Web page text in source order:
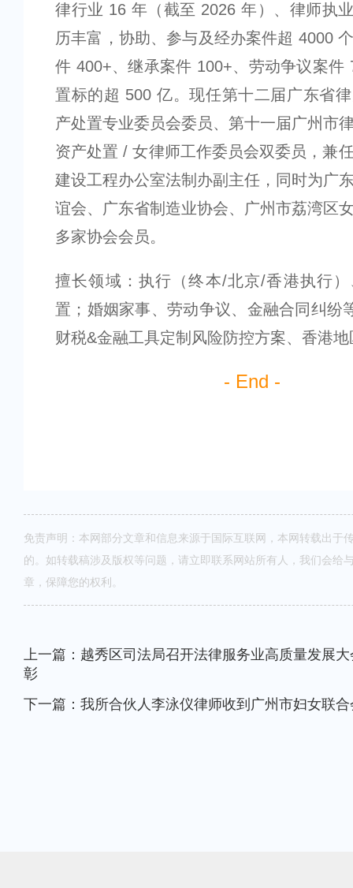
律行业 16 年（截至 2026 年）、律师执
历丰富，协助、参与及经办案件超 4000
件 400+、继承案件 100+、劳动争议案件
置标的超 500 亿。现任第十二届广东省
产处置专业委员会委员、第十一届广州市
资产处置 / 女律师工作委员会双委员，兼
建设工程办公室法制办副主任，同时为广
谊会、广东省制造业协会、广州市荔湾区
多家协会会员。
擅长领域：执行（终本/北京/香港执行
置；婚姻家事、劳动争议、金融合同纠纷
财税&金融工具定制风险防控方案、香港
- End -
免责声明：本网部分文章和信息来源于国际互联网，本网转载出于
的。如转载稿涉及版权等问题，请立即联系网站所有人，我们会给
章，保障您的权利。
上一篇：越秀区司法局召开法律服务业高质量发展
彰
下一篇：我所合伙人李泳仪律师收到广州市妇女联